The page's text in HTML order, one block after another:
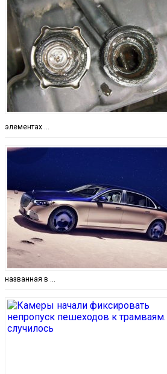
элементах …
названная в …